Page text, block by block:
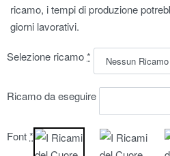
ricamo, i tempi di produzione
giorni lavorativi.
Selezione ricamo*
Ricamo da eseguire
Font*